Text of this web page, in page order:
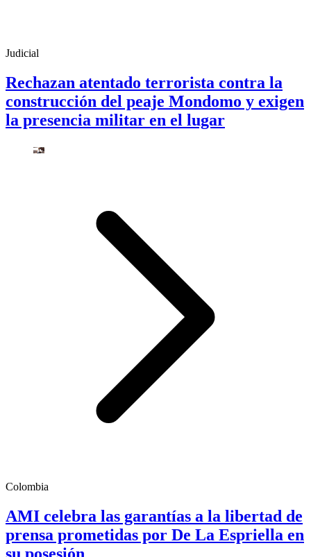
Judicial
Rechazan atentado terrorista contra la
construcción del peaje Mondomo y exigen
la presencia militar en el lugar
Colombia
AMI celebra las garantías a la libertad de
prensa prometidas por De La Espriella en
su posesión